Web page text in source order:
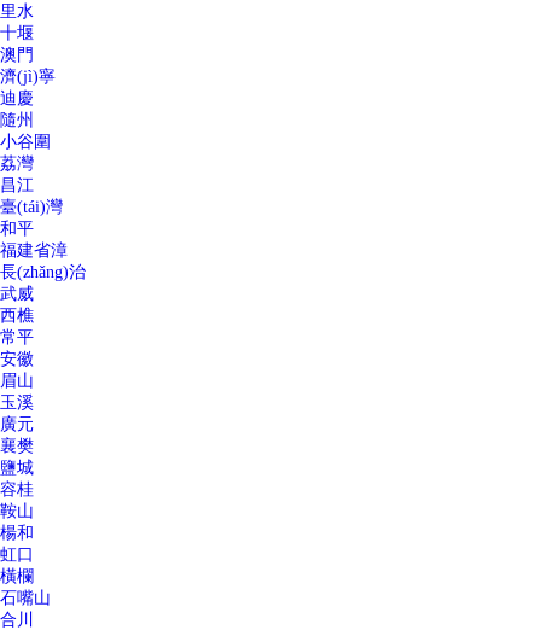
里水
十堰
澳門
濟(jì)寧
迪慶
隨州
小谷圍
荔灣
昌江
臺(tái)灣
和平
福建省漳
長(zhǎng)治
武威
西樵
常平
安徽
眉山
玉溪
廣元
襄樊
鹽城
容桂
鞍山
楊和
虹口
橫欄
石嘴山
合川